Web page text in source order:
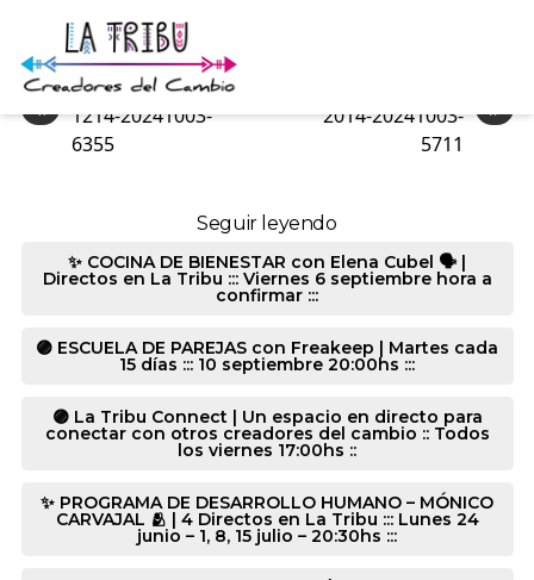
4292-20241003-2076
«
1214-20241003-
6355
»
2014-20241003-
5711
Seguir leyendo
✨ COCINA DE BIENESTAR con Elena Cubel 🗣️ |
Directos en La Tribu ::: Viernes 6 septiembre hora a
confirmar :::
🟣 ESCUELA DE PAREJAS con Freakeep | Martes cada
15 días ::: 10 septiembre 20:00hs :::
🟣 La Tribu Connect | Un espacio en directo para
conectar con otros creadores del cambio :: Todos
los viernes 17:00hs ::
✨ PROGRAMA DE DESARROLLO HUMANO – MÓNICO
CARVAJAL 🫂 | 4 Directos en La Tribu ::: Lunes 24
junio – 1, 8, 15 julio – 20:30hs :::